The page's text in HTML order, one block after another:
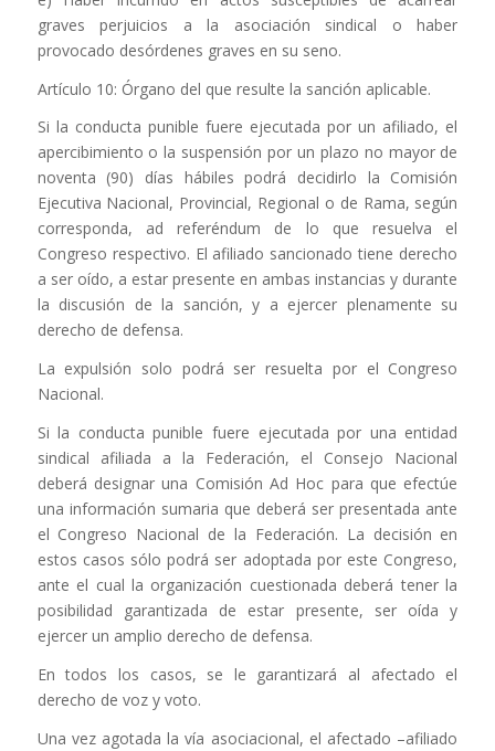
graves perjuicios a la asociación sindical o haber
provocado desórdenes graves en su seno.
Artículo 10: Órgano del que resulte la sanción aplicable.
Si la conducta punible fuere ejecutada por un afiliado, el
apercibimiento o la suspensión por un plazo no mayor de
noventa (90) días hábiles podrá decidirlo la Comisión
Ejecutiva Nacional, Provincial, Regional o de Rama, según
corresponda, ad referéndum de lo que resuelva el
Congreso respectivo. El afiliado sancionado tiene derecho
a ser oído, a estar presente en ambas instancias y durante
la discusión de la sanción, y a ejercer plenamente su
derecho de defensa.
La expulsión solo podrá ser resuelta por el Congreso
Nacional.
Si la conducta punible fuere ejecutada por una entidad
sindical afiliada a la Federación, el Consejo Nacional
deberá designar una Comisión Ad Hoc para que efectúe
una información sumaria que deberá ser presentada ante
el Congreso Nacional de la Federación. La decisión en
estos casos sólo podrá ser adoptada por este Congreso,
ante el cual la organización cuestionada deberá tener la
posibilidad garantizada de estar presente, ser oída y
ejercer un amplio derecho de defensa.
En todos los casos, se le garantizará al afectado el
derecho de voz y voto.
Una vez agotada la vía asociacional, el afectado –afiliado